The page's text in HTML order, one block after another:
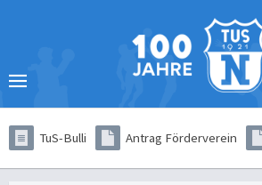
TuS-Bulli Antrag Förderverein